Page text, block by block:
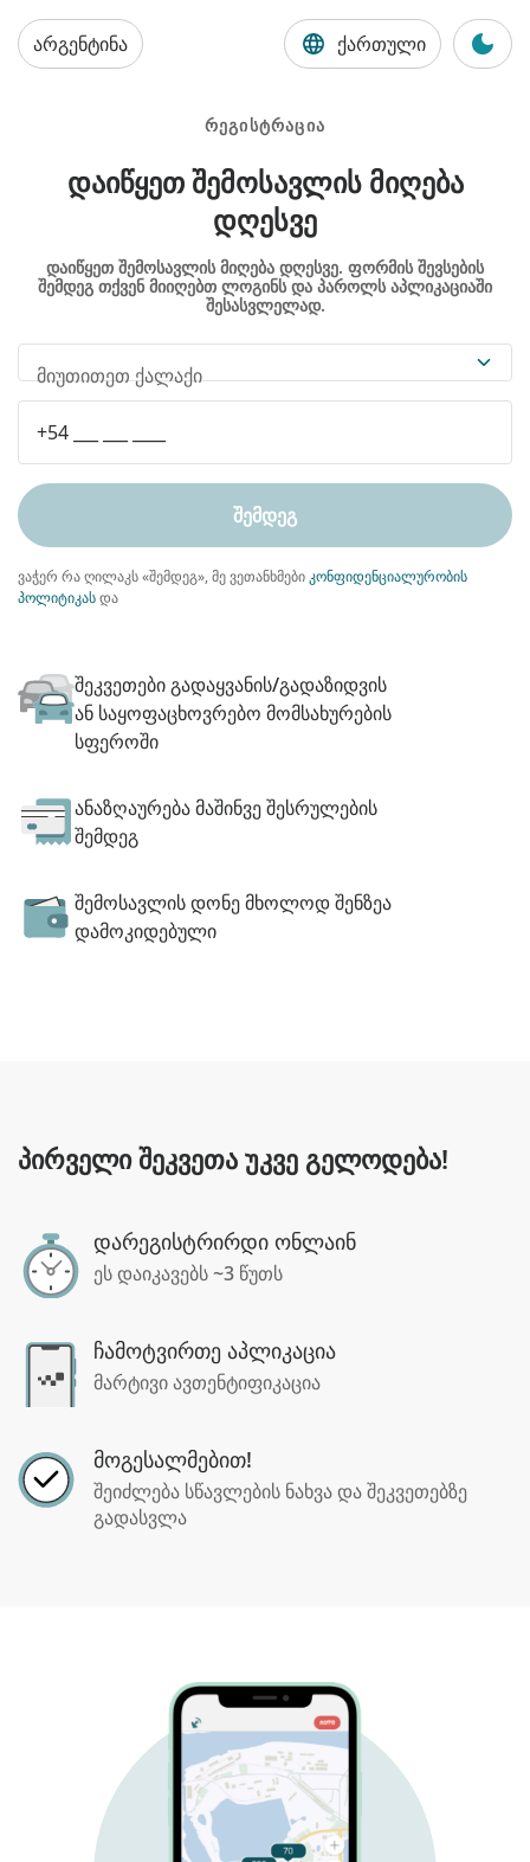
არგენტინა ქართული
ᲠᲔᲒᲘᲡᲢᲠᲐᲪᲘᲐ
ᲓᲐᲘᲬᲧᲔᲗ ᲨᲔᲛᲝᲡᲐᲕᲚᲘᲡ ᲛᲘᲦᲔᲑᲐ
ᲓᲦᲔᲡᲕᲔ
დაიწყეთ შემოსავლის მიღება დღესვე. ფორმის შევსების
შემდეგ თქვენ მიიღებთ ლოგინს და პაროლს აპლიკაციაში
შესასვლელად.
მიუთითეთ ქალაქი
ᲨᲔᲛᲓᲔᲒ
ვაჭერ რა ღილაკს «შემდეგ», მე ვეთანხმებიკონფიდენციალურობის
პოლიტიკასდა
შეკვეთები გადაყვანის/გადაზიდვის
ან საყოფაცხოვრებო მომსახურების
სფეროში
ანაზღაურება მაშინვე შესრულების
შემდეგ
შემოსავლის დონე მხოლოდ შენზეა
დამოკიდებული
პირველი შეკვეთა უკვე გელოდება!
დარეგისტრირდი ონლაინ
ეს დაიკავებს ~3 წუთს
ჩამოტვირთე აპლიკაცია
მარტივი ავთენტიფიკაცია
მოგესალმებით!
შეიძლება სწავლების ნახვა და შეკვეთებზე
გადასვლა